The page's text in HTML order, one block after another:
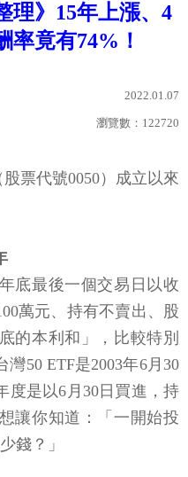
理》15年上漲、4
率竟有74%！
2022.01.07
瀏覽數： 122720
票代號0050）成立以來
底最後一個交易日以收
萬元、持有不賣出、股
的本利和」，比較特別
50 ETF是2003年6月30
度是以6月30日買進，持
讓你知道：「一開始投
錢？」